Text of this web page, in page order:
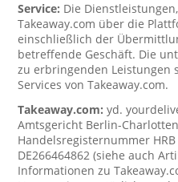
Service: Die
Takeaway.com über die
einschließlich der
betreffende Geschäft. Die
zu erbringenden Leistungen
Services von Takeaway.com.
Takeaway.com:yd.
Amtsgericht Berlin-
Handelsregisternummer HRB
DE266464862 (siehe auch
Informationen zu